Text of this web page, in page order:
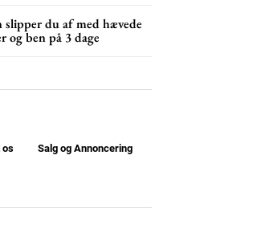
slipper du af med hævede
og ben på 3 dage
os Salg og Annoncering